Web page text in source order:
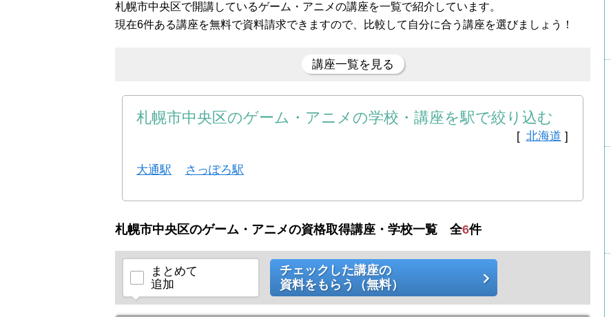
札幌市中央区で開講しているゲーム・アニメの講座を一覧で紹介しています。
現在6件ある講座を無料で資料請求できますので、比較して自分に合う講座を選びましょう！
講座一覧を見る
札幌市中央区のゲーム・アニメの学校・講座を駅で絞り込む
[ 北海道 ]
大通駅 さっぽろ駅
札幌市中央区のゲーム・アニメの資格取得講座・学校一覧 全6件
まとめて
追加
チェックした講座の
資料をもらう（無料）